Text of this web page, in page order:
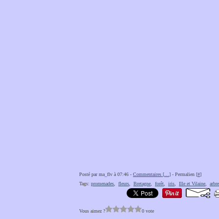
Posté par ma_flv à 07:46 - Commentaires [ ] - Permalien [#]
Tags: promenades fleurs Bretagne forêt iris Ille et Vilaine
Vous aimez ? 0 vote